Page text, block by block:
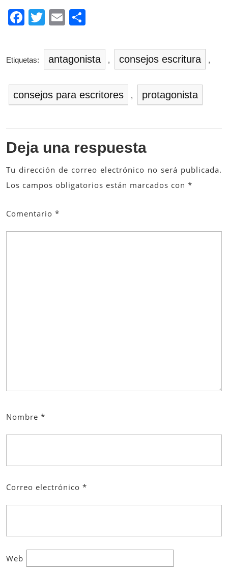
F
e
b
o
k
T
tt
er
E
ail m
p
ar
tir
Etiquetas: antagonista , consejos escritura ,
consejos para escritores , protagonista
Deja una respuesta
Tu dirección de correo electrónico no será publicada.
Los campos obligatorios están marcados con *
Comentario *
Nombre *
Correo electrónico *
Web